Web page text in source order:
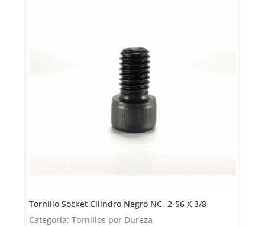
Tornillo Socket Cilindro Negro NC- 2-56 X 3/8
Categoría: Tornillos por Dureza